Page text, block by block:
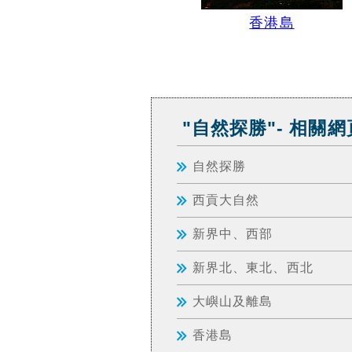
香港島
"自然探勝"- 相關網
自然探勝
西貢大自然
新界中、西部
新界北、東北、西北
大嶼山及離島
香港島